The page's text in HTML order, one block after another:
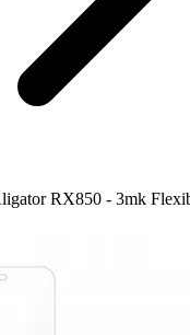
RX850 - 3mk